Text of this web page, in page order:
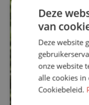
Deze
van
Deze website
onze website
alle cookies
Cookiebeleid.